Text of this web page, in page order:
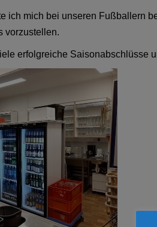
ich mich bei unseren Fußballern
vorzustellen.
erfolgreiche Saisonabschlüsse